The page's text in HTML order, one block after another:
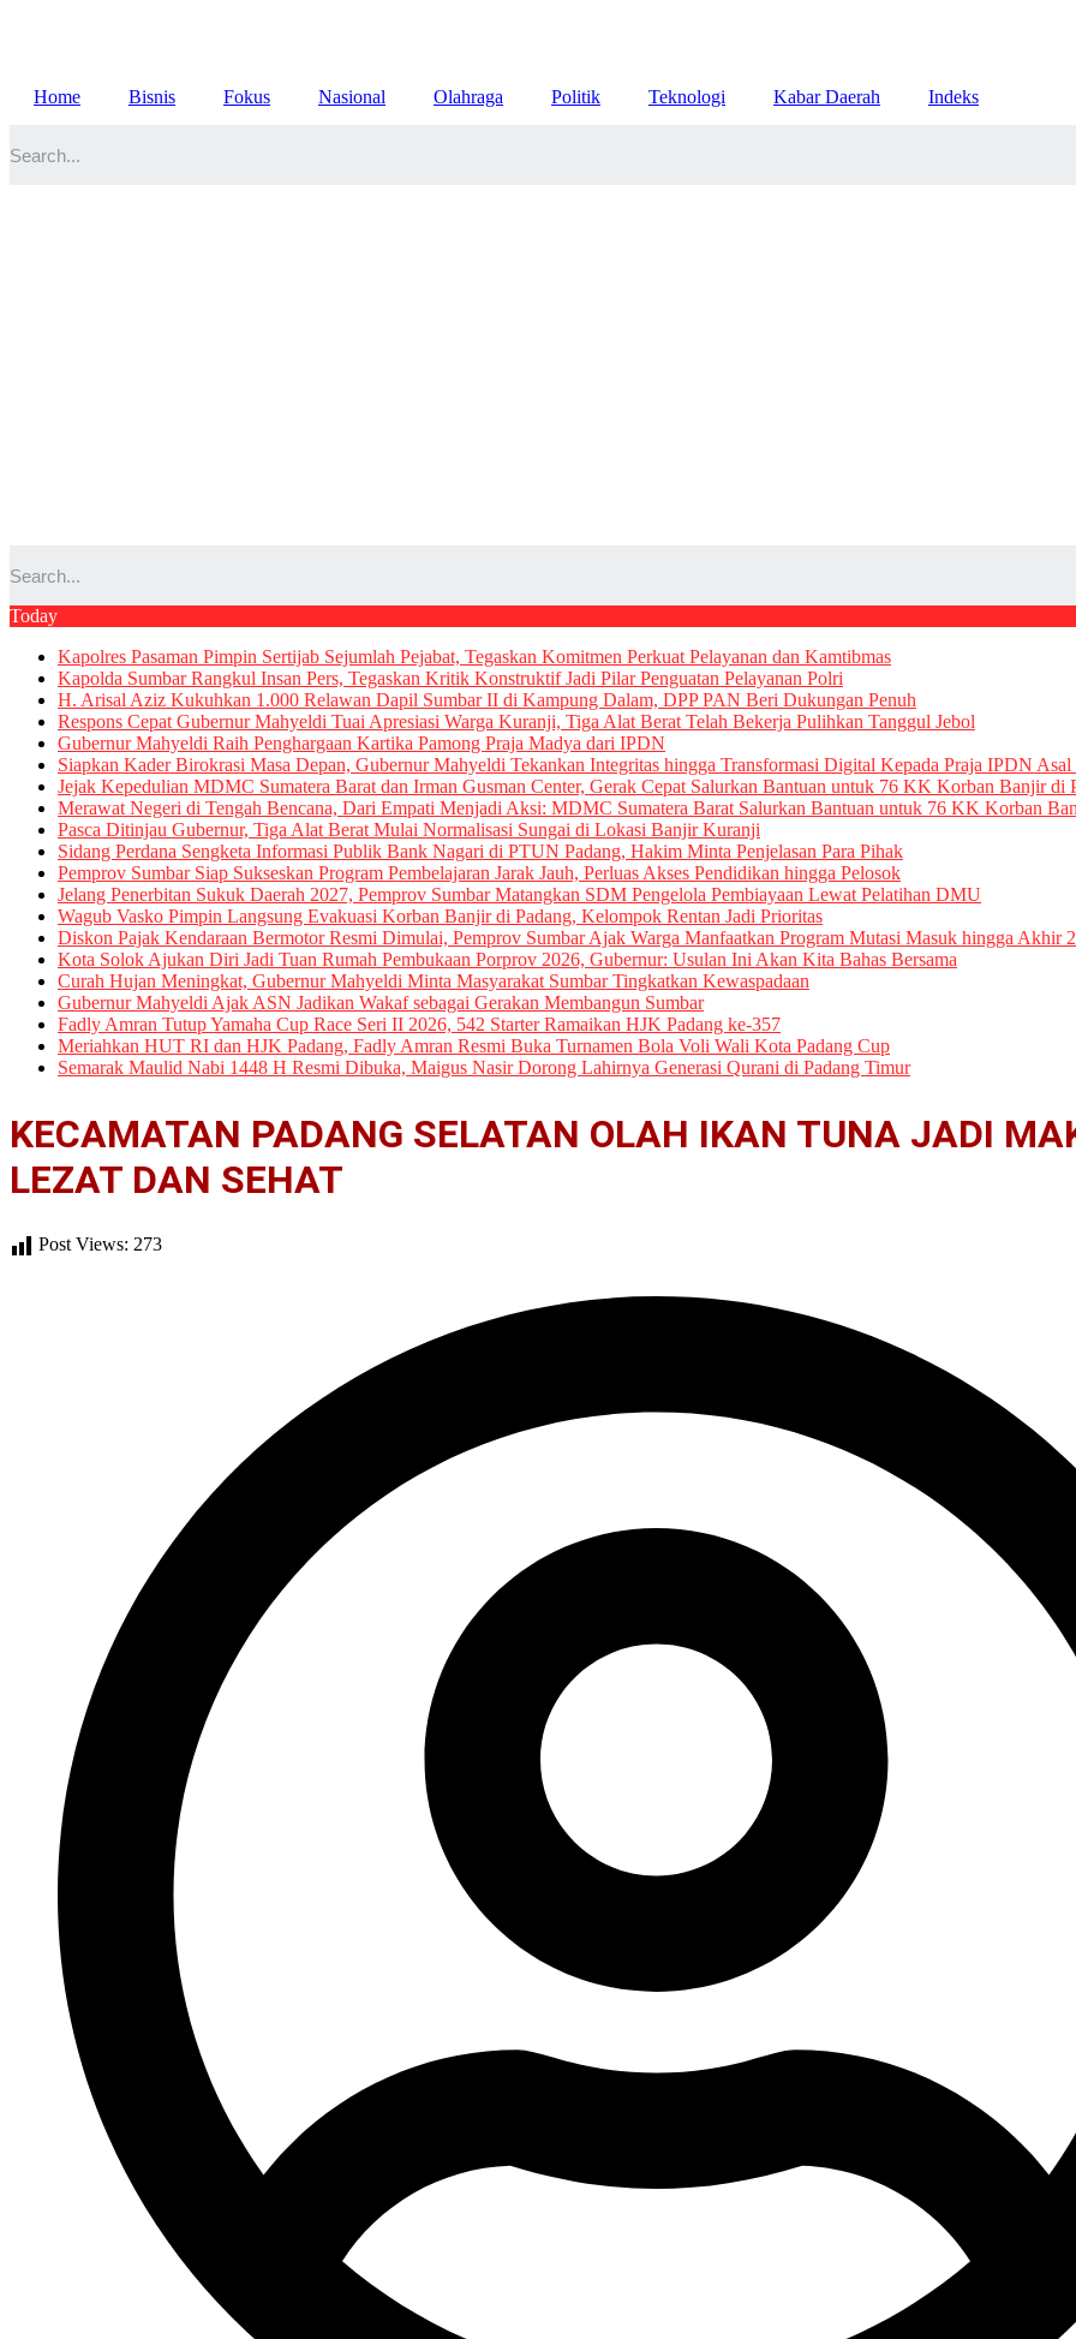
Home
Bisnis Fokus Nasional Olahraga Politik Teknologi Kabar Daerah Indeks
Today
Kapolres Pasaman Pimpin Sertijab Sejumlah Pejabat, Tegaskan Komitmen Perkuat Pelayanan dan Kamtibmas
Kapolda Sumbar Rangkul Insan Pers, Tegaskan Kritik Konstruktif Jadi Pilar Penguatan Pelayanan Polri
H. Arisal Aziz Kukuhkan 1.000 Relawan Dapil Sumbar II di Kampung Dalam, DPP PAN Beri Dukungan Penuh
Respons Cepat Gubernur Mahyeldi Tuai Apresiasi Warga Kuranji, Tiga Alat Berat Telah Bekerja Pulihkan Tanggul Jebol
Gubernur Mahyeldi Raih Penghargaan Kartika Pamong Praja Madya dari IPDN
Siapkan Kader Birokrasi Masa Depan, Gubernur Mahyeldi Tekankan Integritas hingga Transformasi Digital Kepada Praja IPDN Asal
Jejak Kepedulian MDMC Sumatera Barat dan Irman Gusman Center, Gerak Cepat Salurkan Bantuan untuk 76 KK Korban Banjir di
Merawat Negeri di Tengah Bencana, Dari Empati Menjadi Aksi: MDMC Sumatera Barat Salurkan Bantuan untuk 76 KK Korban
Pasca Ditinjau Gubernur, Tiga Alat Berat Mulai Normalisasi Sungai di Lokasi Banjir Kuranji
Sidang Perdana Sengketa Informasi Publik Bank Nagari di PTUN Padang, Hakim Minta Penjelasan Para Pihak
Pemprov Sumbar Siap Sukseskan Program Pembelajaran Jarak Jauh, Perluas Akses Pendidikan hingga Pelosok
Jelang Penerbitan Sukuk Daerah 2027, Pemprov Sumbar Matangkan SDM Pengelola Pembiayaan Lewat Pelatihan DMU
Wagub Vasko Pimpin Langsung Evakuasi Korban Banjir di Padang, Kelompok Rentan Jadi Prioritas
Diskon Pajak Kendaraan Bermotor Resmi Dimulai, Pemprov Sumbar Ajak Warga Manfaatkan Program Mutasi Masuk hingga Akhir
Kota Solok Ajukan Diri Jadi Tuan Rumah Pembukaan Porprov 2026, Gubernur: Usulan Ini Akan Kita Bahas Bersama
Curah Hujan Meningkat, Gubernur Mahyeldi Minta Masyarakat Sumbar Tingkatkan Kewaspadaan
Gubernur Mahyeldi Ajak ASN Jadikan Wakaf sebagai Gerakan Membangun Sumbar
Fadly Amran Tutup Yamaha Cup Race Seri II 2026, 542 Starter Ramaikan HJK Padang ke-357
Meriahkan HUT RI dan HJK Padang, Fadly Amran Resmi Buka Turnamen Bola Voli Wali Kota Padang Cup
Semarak Maulid Nabi 1448 H Resmi Dibuka, Maigus Nasir Dorong Lahirnya Generasi Qurani di Padang Timur
KECAMATAN PADANG SELATAN OLAH IKAN TUNA JADI
LEZAT DAN SEHAT
Post Views: 273